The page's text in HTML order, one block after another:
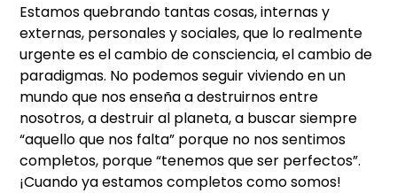
Estamos quebrando tantas cosas, internas y
externas, personales y sociales, que lo realmente
urgente es el cambio de consciencia, el cambio de
paradigmas. No podemos seguir viviendo en un
mundo que nos enseña a destruirnos entre
nosotros, a destruir al planeta, a buscar siempre
“aquello que nos falta” porque no nos sentimos
completos, porque “tenemos que ser perfectos”.
¡Cuando ya estamos completos como somos!